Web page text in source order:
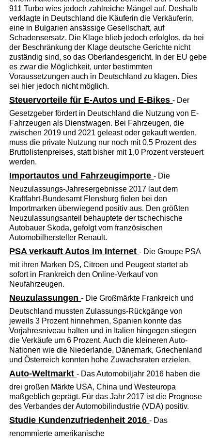
911 Turbo wies jedoch zahlreiche Mängel auf. Deshalb
verklagte in Deutschland die Käuferin die Verkäuferin,
eine in Bulgarien ansässige Gesellschaft, auf
Schadensersatz. Die Klage blieb jedoch erfolglos, da bei
der Beschränkung der Klage deutsche Gerichte nicht
zuständig sind, so das Oberlandesgericht. In der EU gebe
es zwar die Möglichkeit, unter bestimmten
Voraussetzungen auch in Deutschland zu klagen. Dies
sei hier jedoch nicht möglich.
Steuervorteile für E-Autos und E-Bikes- Der
Gesetzgeber fördert in Deutschland die Nutzung von E-
Fahrzeugen als Dienstwagen. Bei Fahrzeugen, die
zwischen 2019 und 2021 geleast oder gekauft werden,
muss die private Nutzung nur noch mit 0,5 Prozent des
Bruttolistenpreises, statt bisher mit 1,0 Prozent versteuert
werden.
Importautos und Fahrzeugimporte- Die
Neuzulassungs-Jahresergebnisse 2017 laut dem
Kraftfahrt-Bundesamt Flensburg fielen bei den
Importmarken überwiegend positiv aus. Den größten
Neuzulassungsanteil behauptete der tschechische
Autobauer Skoda, gefolgt vom französischen
Automobilhersteller Renault.
PSA verkauft Autos im Internet- Die Groupe PSA
mit ihren Marken DS, Citroen und Peugeot startet ab
sofort in Frankreich den Online-Verkauf von
Neufahrzeugen.
Neuzulassungen- Die Großmärkte Frankreich und
Deutschland mussten Zulassungs-Rückgänge von
jeweils 3 Prozent hinnehmen, Spanien konnte das
Vorjahresniveau halten und in Italien hingegen stiegen
die Verkäufe um 6 Prozent. Auch die kleineren Auto-
Nationen wie die Niederlande, Dänemark, Griechenland
und Österreich konnten hohe Zuwachsraten erzielen.
Auto-Weltmarkt- Das Automobiljahr 2016 haben die
drei großen Märkte USA, China und Westeuropa
maßgeblich geprägt. Für das Jahr 2017 ist die Prognose
des Verbandes der Automobilindustrie (VDA) positiv.
Studie Kundenzufriedenheit 2016- Das
renommierte amerikanische